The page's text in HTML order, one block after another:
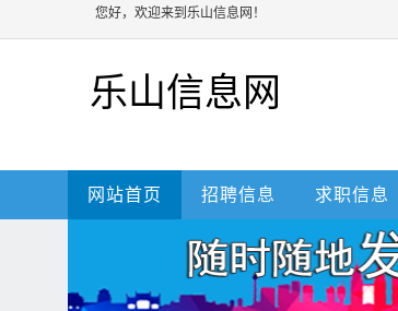
您好，欢迎来到乐山信息网！
乐山信息网
网站首页 招聘信息 求职信息